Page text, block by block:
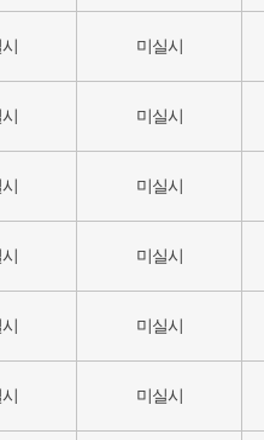
미실시
미실시
미실시
미실시
미실시
미실시